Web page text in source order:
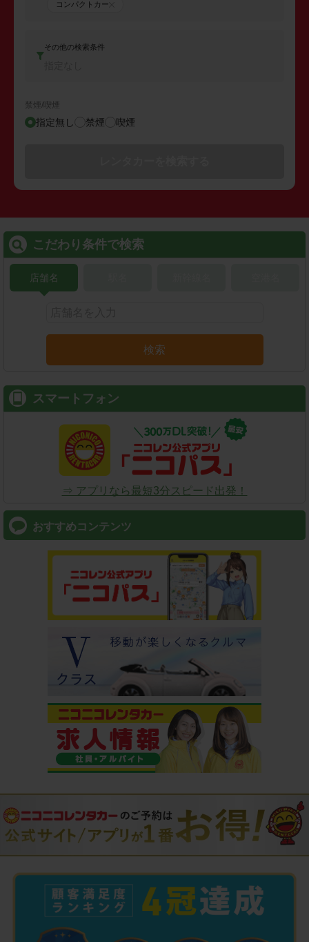
コンパクトカー
その他の検索条件
禁煙/喫煙
指定無し 禁煙 喫煙
こだわり条件で検索
店舗名
検索
スマートフォン
⇒ アプリなら最短3分スピード出発！
おすすめコンテンツ